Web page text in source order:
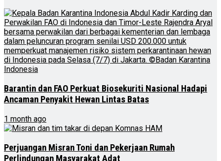
Barantin dan FAO Perkuat Biosekuriti Nasional Hadapi
Ancaman Penyakit Hewan Lintas Batas
1 month ago
Perjuangan Misran Toni dan Pekerjaan Rumah
Perlindungan Masyarakat Adat